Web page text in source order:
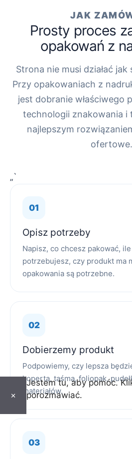
JAK
Prosty proces
opakowań z
Strona nie musi działać
Przy opakowaniach z
jest dobranie właściwego
technologii znakowania i
najlepszym
ofertowe.
„`
Opisz potrzeby
Napisz, co chcesz pakować,
potrzebujesz, czy produkt ma
opakowania są potrzebne.
Dobierzemy produkt
Podpowiemy, czy lepsza
koperta, taśma, foliopak,
materiałów.
×
Jestem tu, aby pomóc.
porozmawiać.